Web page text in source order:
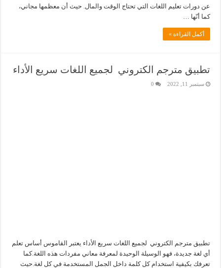
عن دورات تعليم اللغات التي تحتاج الوقت والمال. حيث أن معظمها مجاني،
كما أنّها …
أكمل القراءة »
تطبيق مترجم الكتروني لجميع اللغات سريع الأداء
سبتمبر 11, 2022 0
تطبيق مترجم الكتروني لجميع اللغات سريع الأداء يعتبر القاموس أساس تعلم
أي لغة جديدة، فهو الوسيلة الوحيدة لمعرفة معاني مفردات هذه اللغة.كما
تعرفك بكيفية استخدام كل كلمة داخل الجمل المستخدمة في كل لغة.حيث